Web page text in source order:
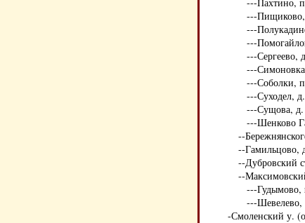
---
---
---
---Сергеево,
---
---Соболки,
---Суходел, д.
---Сущова, д.
---Шенково
--
--Гамильцово,
--Дубровский
--
---Гудымово,
---Шевелево,
-Смоленский у.